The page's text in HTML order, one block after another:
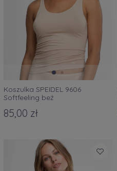
Koszulka SPEIDEL 9606
Softfeeling beż
85,00 zł